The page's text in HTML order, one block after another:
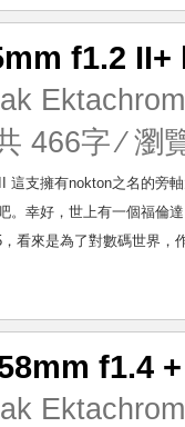
f1.2
466字 ⁄ 瀏
這支擁有nokton之名的旁
。幸好，世上有一個福倫
看來是為了對數碼世界
f1.4